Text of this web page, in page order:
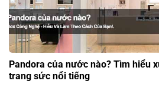
Pandora của nước nào? Tìm hiểu
trang sức nổi tiếng